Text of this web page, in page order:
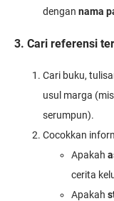
dengan nama
3. Cari referensi
Cari buku,
usul marga
serumpun).
Cocokkan
Apakah
cerita
Apakah